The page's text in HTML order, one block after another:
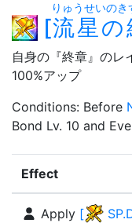
[流星の
りゅうせいのき
自身の『終章』のレ
100%アップ
Conditions: Before
Bond Lv. 10 and
Effect
Apply [